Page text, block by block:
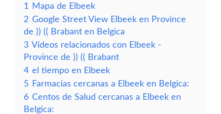
1
Mapa de Elbeek
2 Google Street View Elbeek en Province
de )) (( Brabant en Belgica
3 Vídeos relacionados con Elbeek -
Province de )) (( Brabant
4 el tiempo en Elbeek
5 Farmacias cercanas a Elbeek en Belgica:
6 Centos de Salud cercanas a Elbeek en
Belgica: